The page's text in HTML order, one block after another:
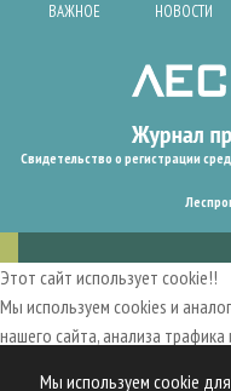
Мы используем cookie
ВАЖНОЕ НОВОСТИ
Свидетельство о регистрации
Этот сайт использует cookie!!
Мы используем cookies и
нашего сайта, анализа